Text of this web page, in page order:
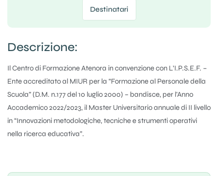
Destinatari
Descrizione:
Il Centro di Formazione Atenora in convenzione con L’I.P.S.E.F. –
Ente accreditato al MIUR per la “Formazione al Personale della
Scuola” (D.M. n.177 del 10 luglio 2000) – bandisce, per l’Anno
Accademico 2022/2023, il Master Universitario annuale di II livello
in “Innovazioni metodologiche, tecniche e strumenti operativi
nella ricerca educativa”.